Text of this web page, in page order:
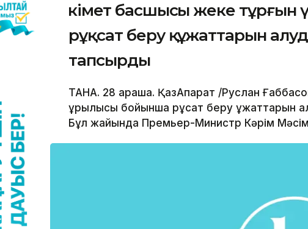
Үкімет басшысы жеке
рұқсат беру құжаттарын
тапсырды
ТАНА. 28 қараша. ҚазАқпарат /Руслан
құрылысы бойынша рұқсат беру
Бұл жайында Премьер-Министр Кәрім